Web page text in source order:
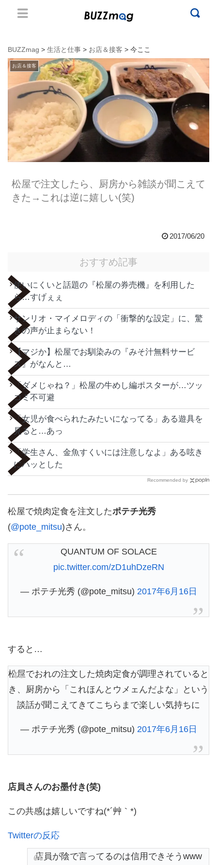
BUZZmag > 生活と仕事 > お店＆接客 > 今ここ
お店＆接客
松屋で注文したら、厨房から雑談が聞こえて
きた→これは逆に嬉しい(笑)
2017/06/20
おすすめ記事
使いにくいと話題の『松屋の券売機』を利用した
ら…すげぇぇ
サンリオ・マイメロディの「衝撃的な設定」に、驚
きの声が止まらない！
【マジか】松屋でお馴染みの『みそ汁無料サービ
ス』がなんと…
「ダメじゃね？」松屋の牛めし編ポスターが…ツッ
コミ不可避
「女児が食べられたみたいになってる」ある遊具を
見ると…あっ
「学生さん、金魚すくいには注意しなよ」ある呟き
にハッとした
Recommended by
松屋で焼肉定食を注文したポテチ光秀
(@pote_mitsu)さん。
QUANTUM OF SOLACE
pic.twitter.com/zD1uhDzeRN
— ポテチ光秀 (@pote_mitsu) 2017年6月16日
すると…
松屋でおれの注文した焼肉定食が調理されていると
き、厨房から「これほんとウメェんだよな」という
談話が聞こえてきてこちらまで楽しい気持ちに
— ポテチ光秀 (@pote_mitsu) 2017年6月16日
店員さんのお墨付き(笑)
この共感は嬉しいですね(*´艸｀*)
Twitterの反応
店員が陰で言ってるのは信用できそうwww